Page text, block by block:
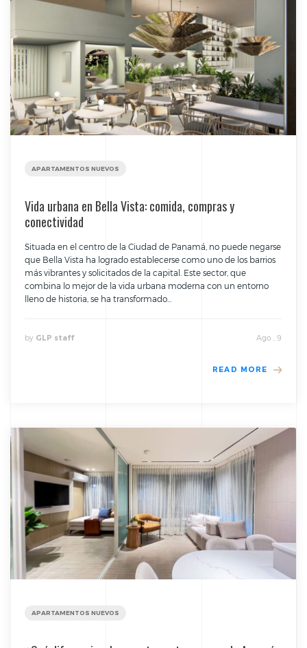
APARTAMENTOS NUEVOS
Vida urbana en Bella Vista: comida, compras y
conectividad
Situada en el centro de la Ciudad de Panamá, no puede negarse
que Bella Vista ha logrado establecerse como uno de los barrios
más vibrantes y solicitados de la capital. Este sector, que
combina lo mejor de la vida urbana moderna con un entorno
lleno de historia, se ha transformado...
by GLP staff Ago , 9
READ MORE
APARTAMENTOS NUEVOS